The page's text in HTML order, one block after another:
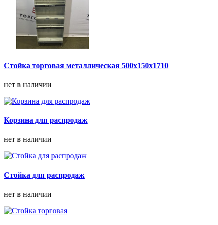
Стойка торговая металлическая 500х150х1710
нет в наличии
Корзина для распродаж
нет в наличии
Стойка для распродаж
нет в наличии